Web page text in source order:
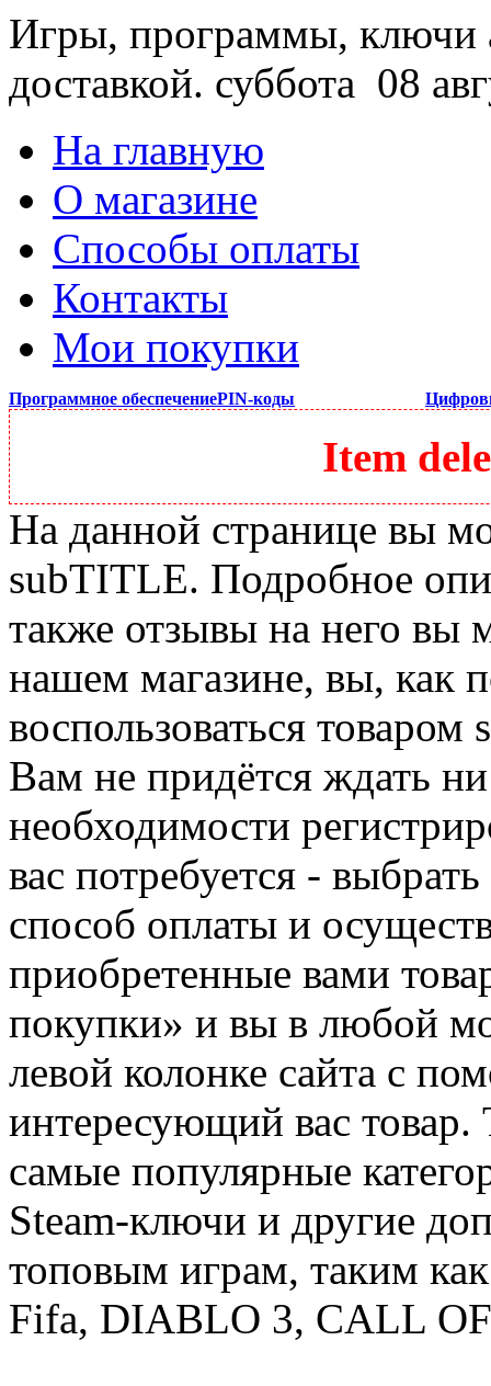
Игры, программы, ключи
доставкой. суббота 08
На главную
О магазине
Способы оплаты
Контакты
Мои покупки
Программное обеспечениеPIN-коды
Item
На данной странице вы
subTITLE. Подробное
также отзывы на него вы
нашем магазине, вы, как
воспользоваться
Вам не придётся ждать
необходимости
вас потребуется -
способ оплаты и
приобретенные вами
покупки» и вы в любой
левой колонке сайта с
интересующий вас
самые популярные
Steam-ключи и другие
топовым играм, таким
Fifa, DIABLO 3, CALL